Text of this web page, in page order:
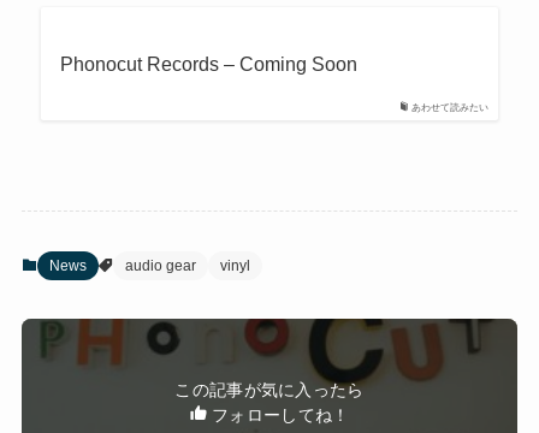
あわせて読みたい
Phonocut Records – Coming Soon
News audio gear vinyl
この記事が気に入ったら
フォローしてね！